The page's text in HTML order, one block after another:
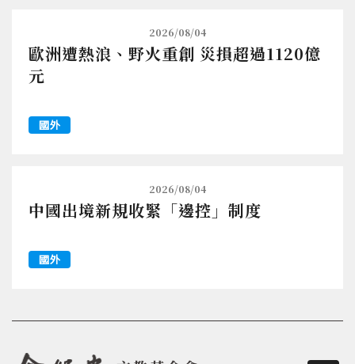
2026/08/04
歐洲遭熱浪、野火重創 災損超過1120億
元
國外
2026/08/04
中國出境新規收緊「邊控」制度
國外